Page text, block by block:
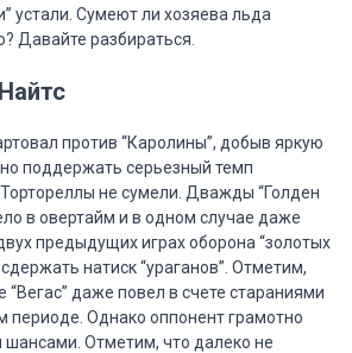
устали. Сумеют ли хозяева льда
Давайте разбираться.
против “Каролины”, добыв яркую
поддержать серьезный темп
не сумели. Дважды “Голден
в овертайм и в одном случае даже
предыдущих играх оборона “золотых
натиск “ураганов”. Отметим,
“Вегас” даже повел в счете стараниями
Однако оппонент грамотно
шансами. Отметим, что далеко не